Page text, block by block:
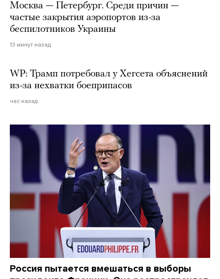
Москва — Петербург. Среди причин —
частые закрытия аэропортов из-за
беспилотников Украины
13 минут назад
WP: Трамп потребовал у Хегсета объяснений
из-за нехватки боеприпасов
час назад
Россия пытается вмешаться в выборы